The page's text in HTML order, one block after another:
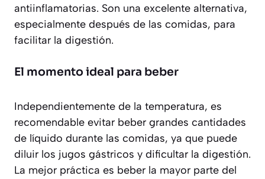
antiinflamatorias. Son una excelente alternativa,
especialmente después de las comidas, para
facilitar la digestión.
El momento ideal para beber
Independientemente de la temperatura, es
recomendable evitar beber grandes cantidades
de líquido durante las comidas, ya que puede
diluir los jugos gástricos y dificultar la digestión.
La mejor práctica es beber la mayor parte del